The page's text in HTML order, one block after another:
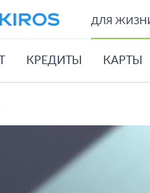
ДЛЯ
КРЕДИТЫ КАРТЫ